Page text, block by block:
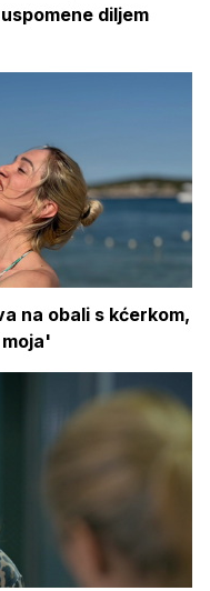
diljem
na obali s kćerkom,